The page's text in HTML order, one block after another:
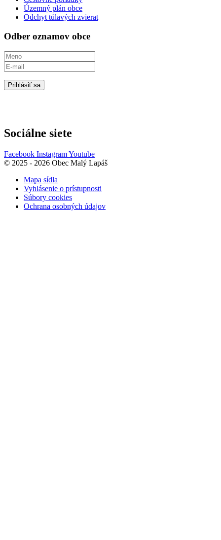
Územný plán obce
Odchyt túlavých zvierat
Odber oznamov obce
Prihlásiť sa
Sociálne siete
Facebook InstagramYoutube
© 2025 - 2026 Obec Malý Lapáš
Mapa sídla
Vyhlásenie o prístupnosti
Súbory cookies
Ochrana osobných údajov